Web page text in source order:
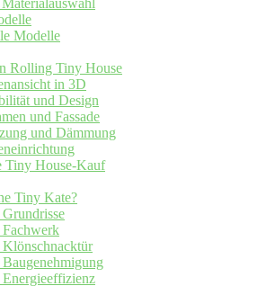
Modelle
Rolling Tiny House
in 3D
und Design
und Fassade
und Dämmung
Tiny House-Kauf
Tiny Kate?